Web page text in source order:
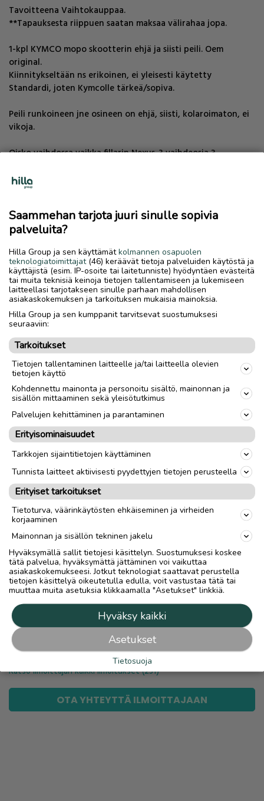
Tavoitteena Vaihtokauppaa.
**Tapauksesta riippuen saatan maksaa välirahaa jopa.
1-kpl KYMCO mopo skootterin ehjä ja siisti peili. Oem
original.
Kiinnitykseltään ns erikoinen, ei yleisesti käytetty
Standardi, joten Kymcolle tärkeä/sopiva.
Peili runkoineen jne osineen on ehjä, siisti, kolaroimaton, ei
vikoja.
Oisko vaihdossa vaikka fillarin Nexus-3 vaihdeosia ?
Tapauksesta riippuen ei tarvitse olla 1:1 vaihtoarvo. esim risa
paperittomat kiinalaiset mopot jne mopot ja 125cc jne myös
lasten ATV mönkijät..
Muutakin saa tarjota vaihdossa !
esim MTB 26 29 maastopyörä osia-raatoja. tai CycloCross.
jne Vialliset-vajaat Sähkö polkupyörät ja niiden
Sähkötekniikka osat, etenkin perus halppis kiinalaiset 28
sähkömummis osat..eli ns tarakka akullisten, joissa vanteessa
napamoottori, 28 ja 26 koot yleisesti...
**Tapauksesta riippuen saatan maksaa välirahaa jopa.
cagiva4ever@yahoo.com
nolla4o-8742o6neljä , vain soitot, kiitos ! ei Tekstareita !! En
Soitot mieluiten 18:00 jälkeen.
@ paras, sinne suoraan vaihtokauppa kuvat tietoineen jne !
Yksityinen myyjä. Yksityisomaisuutta.
Toimitus
Toimitus lähialueelle
Lähetys
Nouto
link
markus ojatalo
Katso ilmoittajan kaikki ilmoitukset(231)
OTA YHTEYTTÄ ILMOITTAJAAN
Saammehan tarjota juuri sinulle sopivia
palveluita?
Hilla Group ja sen käyttämätkolmannen osapuolen
teknologiatoimittajat(46) keräävät tietoja palveluiden käytöstä ja
käyttäjistä (esim. IP-osoite tai laitetunniste) hyödyntäen evästeitä
tai muita teknisiä keinoja tietojen tallentamiseen ja lukemiseen
laitteellasi tarjotakseen sinulle parhaan mahdollisen
asiakaskokemuksen ja tarkoituksen mukaisia mainoksia.
Hilla Group ja sen kumppanit tarvitsevat suostumuksesi
seuraaviin:
Tarkoitukset
Tietojen tallentaminen laitteelle ja/tai laitteella olevien
tietojen käyttö
Kohdennettu mainonta ja personoitu sisältö, mainonnan ja
sisällön mittaaminen sekä yleisötutkimus
Palvelujen kehittäminen ja parantaminen
Erityisominaisuudet
Tarkkojen sijaintitietojen käyttäminen
Tunnista laitteet aktiivisesti pyydettyjen tietojen perusteella
Erityiset tarkoitukset
Tietoturva, väärinkäytösten ehkäiseminen ja virheiden
korjaaminen
Mainonnan ja sisällön tekninen jakelu
Hyväksymällä sallit tietojesi käsittelyn. Suostumuksesi koskee
tätä palvelua, hyväksymättä jättäminen voi vaikuttaa
asiakaskokemukseesi. Jotkut teknologiat saattavat perustella
tietojen käsittelyä oikeutetulla edulla, voit vastustaa tätä tai
muuttaa muita asetuksia klikkaamalla "Asetukset" linkkiä.
Hyväksy kaikki
Asetukset
Tietosuoja